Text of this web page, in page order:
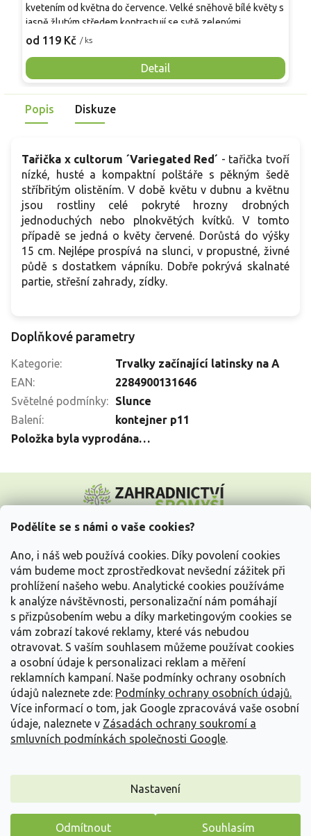
Podělíte se s námi o vaše cookies?
Ano, i náš web používá cookies. Díky povolení cookies
vám budeme moct zprostředkovat nevšední zážitek při
prohlížení našeho webu. Analytické cookies používáme
k analýze návštěvnosti, personalizační nám pomáhají
s přizpůsobením webu a díky marketingovým cookies se
vám zobrazí takové reklamy, které vás nebudou
otravovat. S vaším souhlasem můžeme používat cookies
a osobní údaje k personalizaci reklam a měření
reklamních kampaní. Naše podmínky ochrany osobních
údajů naleznete zde: Podmínky ochrany osobních údajů.
Více informací o tom, jak Google zpracovává vaše osobní
údaje, naleznete v Zásadách ochrany soukromí a
smluvních podmínkách společnosti Google.
Nastavení
Odmítnout Souhlasím
od 119 Kč / ks
Detail
kvetením od května do července. Velké sněhově bílé květy s
jasně žlutým středem kontrastují se sytě zelenými
kopinatými listy a vytvářejí výrazný dekorativní efekt. Ideální
vhodné k řezu a rostlina láká opylovače.
Popis Diskuze
Tařička x cultorum ´Variegated Red´ - tařička tvoří
nízké, husté a kompaktní polštáře s pěkným šedě
stříbřitým olistěním. V době květu v dubnu a květnu
jsou rostliny celé pokryté hrozny drobných
jednoduchých nebo plnokvětých kvítků. V tomto
případě se jedná o květy červené. Dorůstá do výšky
15 cm. Nejlépe prospívá na slunci, v propustné, živné
půdě s dostatkem vápníku. Dobře pokrývá skalnaté
partie, střešní zahrady, zídky.
Doplňkové parametry
Kategorie:
Trvalky začínající latinsky na A
EAN:
2284900131646
Světelné podmínky:
Slunce
Balení:
kontejner p11
Položka byla vyprodána…
p
Vše o nákupu
Informace pro Vás
Kontakujte nás
Vytvořil Shoptet
Copyright 2026Zahradnictví Spomyšl. Všechna práva